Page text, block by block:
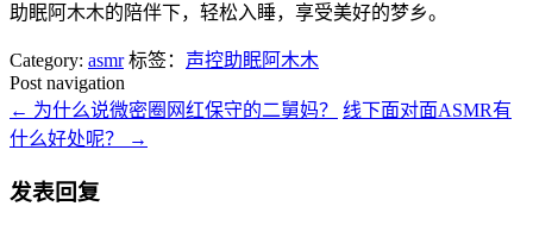
助眠阿木木的陪伴下，轻松入睡，享受美好的梦乡。
Category: asmr 标签： 声控助眠阿木木
Post navigation
← 为什么说微密圈网红保守的二舅妈？
线下面对面ASMR有
什么好处呢？
→
发表回复